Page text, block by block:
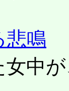
悲鳴
女中